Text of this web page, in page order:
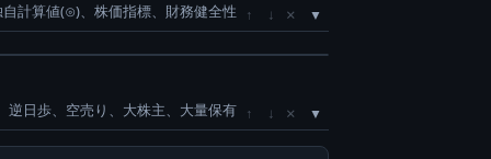
自計算値(⊙)、株価指標、財務健全性 ↑ ↓ ×
逆日歩、空売り、大株主、大量保有 ↑ ↓ ×